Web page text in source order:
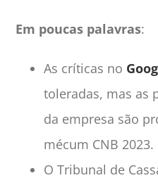
Em poucas palavras:
As críticas no
toleradas, mas as
da empresa são
mécum CNB 2023.
O Tribunal de